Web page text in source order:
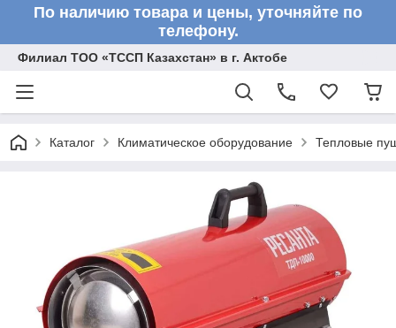
По наличию товара и цены, уточняйте по
телефону.
Филиал ТОО «ТССП Казахстан» в г. Актобе
Каталог Климатическое оборудование Тепловые